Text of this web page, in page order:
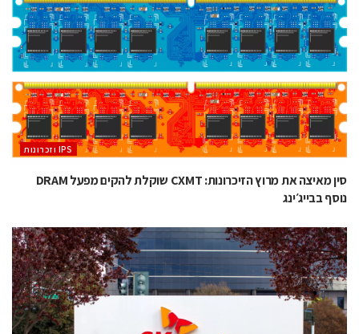
סין מאיצה את מרוץ הזיכרונות: CXMT שוקלת להקים מפעל DRAM
נוסף בבייג׳ינג